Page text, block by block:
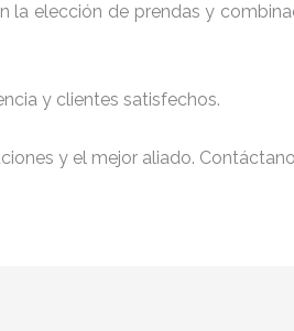
la elección de prendas y
y clientes satisfechos.
y el mejor aliado.